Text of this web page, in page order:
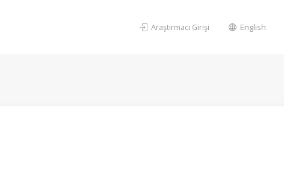
Araştırmacı Girişi English